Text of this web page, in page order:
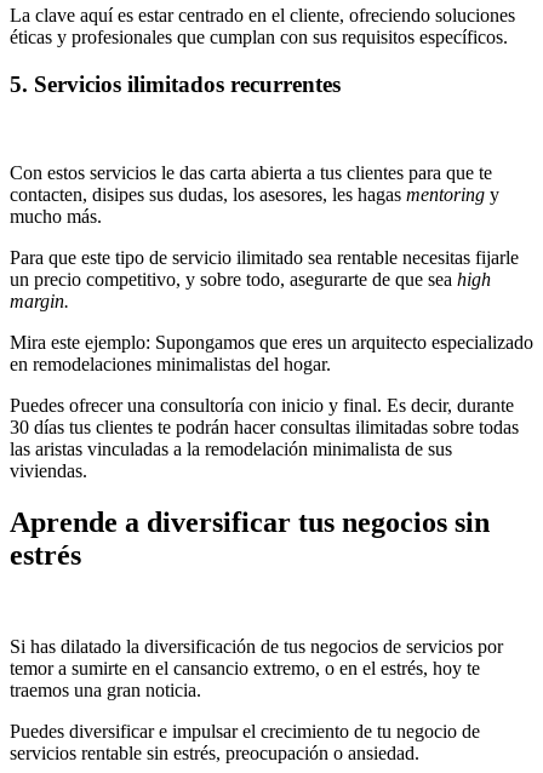
La clave aquí es estar centrado en el cliente, ofreciendo soluciones
éticas y profesionales que cumplan con sus requisitos específicos.
5. Servicios ilimitados recurrentes
Con estos servicios le das carta abierta a tus clientes para que te
contacten, disipes sus dudas, los asesores, les hagas mentoring y
mucho más.
Para que este tipo de servicio ilimitado sea rentable necesitas fijarle
un precio competitivo, y sobre todo, asegurarte de que sea high
margin.
Mira este ejemplo: Supongamos que eres un arquitecto especializado
en remodelaciones minimalistas del hogar.
Puedes ofrecer una consultoría con inicio y final. Es decir, durante
30 días tus clientes te podrán hacer consultas ilimitadas sobre todas
las aristas vinculadas a la remodelación minimalista de sus
viviendas.
Aprende a diversificar tus negocios sin
estrés
Si has dilatado la diversificación de tus negocios de servicios por
temor a sumirte en el cansancio extremo, o en el estrés, hoy te
traemos una gran noticia.
Puedes diversificar e impulsar el crecimiento de tu negocio de
servicios rentable sin estrés, preocupación o ansiedad.